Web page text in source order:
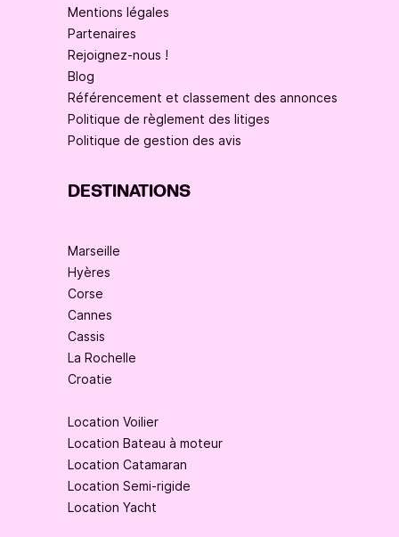
Mentions légales
Partenaires
Rejoignez-nous !
Blog
Référencement et classement des annonces
Politique de règlement des litiges
Politique de gestion des avis
DESTINATIONS
Marseille
Hyères
Corse
Cannes
Cassis
La Rochelle
Croatie
Location Voilier
Location Bateau à moteur
Location Catamaran
Location Semi-rigide
Location Yacht